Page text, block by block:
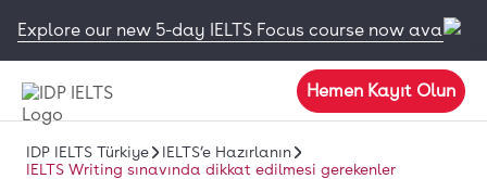
Explore our new 5-day IELTS Focus course now
Hemen Kayıt Olun
IDP IELTS Türkiye
IELTS’e Hazırlanın
IELTS Writing sınavında dikkat edilmesi gerekenler